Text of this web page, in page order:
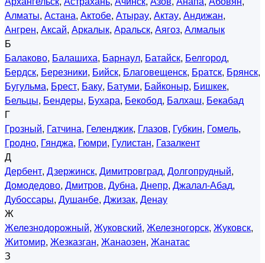
Алматы, Астана, Актобе, Атырау, Актау, Андижан,
Ангрен, Аксай, Аркалык, Аральск, Аягоз, Алмалык
Б
Балаково, Балашиха, Барнаул, Батайск, Белгород,
Бердск, Березники, Бийск, Благовещенск, Братск, Брянск,
Бугульма, Брест, Баку, Батуми, Байконыр, Бишкек,
Бельцы, Бендеры, Бухара, Бекобод, Балхаш, Бекабад
Г
Грозный, Гатчина, Геленджик, Глазов, Губкин, Гомель,
Гродно, Гянджа, Гюмри, Гулистан, Газалкент
Д
Дербент, Дзержинск, Димитровград, Долгопрудный,
Домодедово, Дмитров, Дубна, Днепр, Джалал-Абад,
Дубоссары, Душанбе, Джизак, Денау
Ж
Железнодорожный, Жуковский, Железногорск, Жуковск,
Житомир, Жезказган, Жанаозен, Жанатас
З